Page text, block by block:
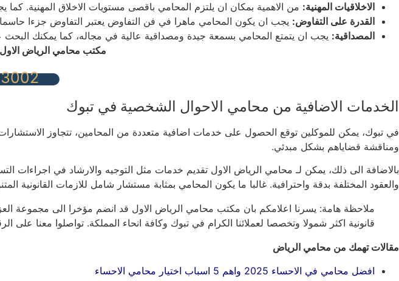
الاخلاقيات المهنية: من الاهمية بمكان ان يلتزم المحامي باقصى مستويات الاخلاق المهنية.
القدرة على التفاوض: يجب ان يكون المحامي ماهرا في فن التفاوض يعتبر التفاوض جزءا
المصداقية: يجب ان يتمتع المحامي بسمعة جيدة ومصداقية عالية في مجاله، كما يمكنك البحث
مكتب محامي الرياض الاول
الخدمات الاضافية من محامي الاحوال الشخصية في تبوك
في تبوك، يمكن للموكلين توقع الحصول على خدمات اضافية متعددة من المحامين، تتجاوز
ومناقشة قضاياهم بشكل مبدئي.
بالاضافة الى ذلك، يمكن لـ محامي الرياض الاول تقديم خدمات مثل التوجيه والارشاد في اجراءات
والعقود المختلفة بدقة واحترافية. غالبا ما يكون المحامي بمثابة مستشار شامل للازمات القانونية
ملاحظة هامة: يسرنا اعلامكم بان مكتب محامي الرياض الاول قد انضم مؤخرا الى مجموعة
قانونية اكثر شمولا وتخصصا لعملائنا الكرام في تبوك وكافة انحاء المملكة. تواصلوا معنا على الرقم 0599993002 للاستفادة من هذه الخبرات
مقالات تهمك من محامي الرياض
افضل محامي في الاحساء 2025 واهم 5 اسباب اختيار محامي الاحساء